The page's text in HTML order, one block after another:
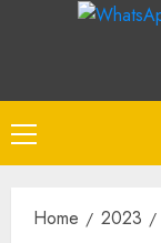
Home 2023